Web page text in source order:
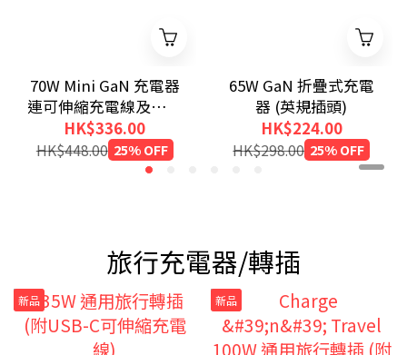
70W Mini GaN 充電器
連可伸縮充電線及顯示
屏
HK$336.00
HK$448.00 25% OFF
65W GaN 折疊式充電
器 (英規插頭)
HK$224.00
HK$298.00 25% OFF
旅行充電器/轉插
新品 新品